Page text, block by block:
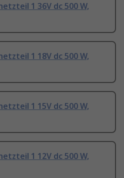
1 36V dc 500 W,
1 18V dc 500 W,
1 15V dc 500 W,
1 12V dc 500 W,